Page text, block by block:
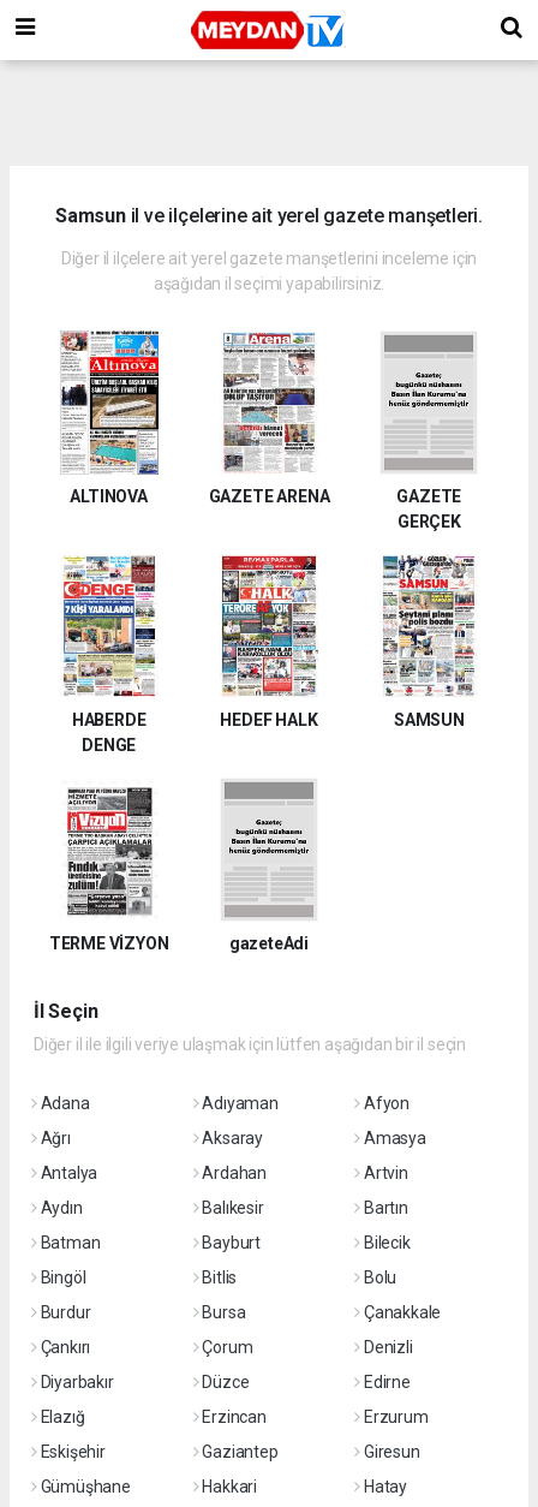
Samsunil ve ilçelerine ait yerel gazete manşetleri.
Diğer il ilçelere ait yerel gazete manşetlerini inceleme için
aşağıdan il seçimi yapabilirsiniz.
ALTINOVA GAZETE ARENA
GAZETE
GERÇEK
HABERDE
DENGE
HEDEF HALK SAMSUN
TERME VİZYON gazeteAdi
İl Seçin
Diğer il ile ilgili veriye ulaşmak için lütfen aşağıdan bir il seçin
Adana Adıyaman
Afyon
Ağrı
Aksaray
Amasya
Antalya
Ardahan
Artvin
Aydın
Balıkesir
Bartın
Batman
Bayburt
Bilecik
Bingöl
Bitlis
Bolu
Burdur
Bursa
Çanakkale
Çankırı
Çorum
Denizli
Diyarbakır
Düzce
Edirne
Elazığ
Erzincan
Erzurum
Eskişehir
Gaziantep
Giresun
Gümüşhane
Hakkari
Hatay